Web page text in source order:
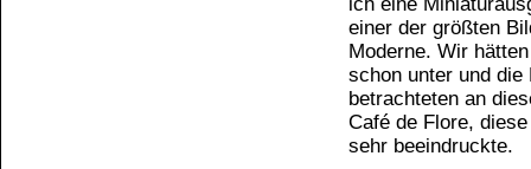
einer der größten
Moderne. Wir
schon unter und die
betrachteten an
Café de Flore,
sehr beeindruckte.